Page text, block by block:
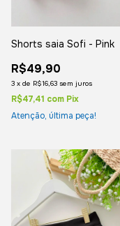
Shorts saia Sofi - Pink
R$49,90
3 x de R$16,63 sem juros
R$47,41 com Pix
Atenção, última peça!